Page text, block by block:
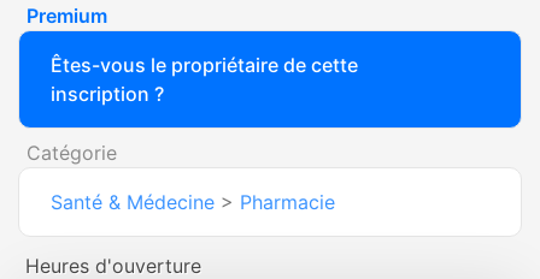
Premium
Êtes-vous le propriétaire de cette
inscription ?
Catégorie
Santé & Médecine > Pharmacie
Heures d'ouverture